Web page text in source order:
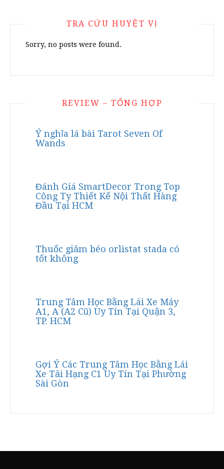
TRA CỨU HUYỆT VỊ
Sorry, no posts were found.
REVIEW – TỔNG HỢP
Ý nghĩa lá bài Tarot Seven Of
Wands
Đánh Giá SmartDecor Trong Top
Công Ty Thiết Kế Nội Thất Hàng
Đầu Tại HCM
Thuốc giảm béo orlistat stada có
tốt không
Trung Tâm Học Bằng Lái Xe Máy
A1, A (A2 Cũ) Uy Tín Tại Quận 3,
TP. HCM
Gợi Ý Các Trung Tâm Học Bằng Lái
Xe Tải Hạng C1 Uy Tín Tại Phường
Sài Gòn